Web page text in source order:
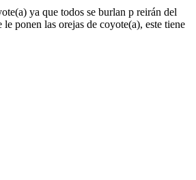
ya que todos se burlan p reirán del
ponen las orejas de coyote(a), este tiene